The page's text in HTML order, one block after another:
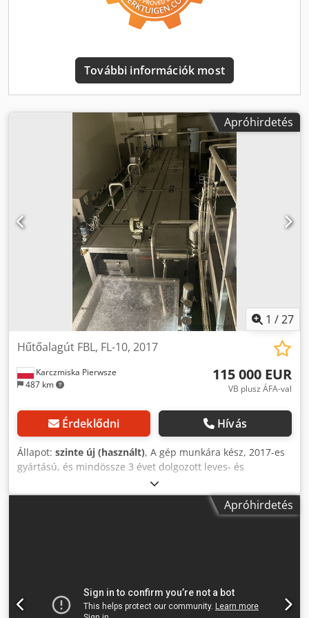
További információk most
Apróhirdetés
1 /27
Karczmiska Pierwsze
487 km
Hűtőalagút FBL, FL-10, 2017
115 000 EUR
VB plusz ÁFA-val
Érdeklődni Hívás
Állapot: szinte új (használt), A gép munkára kész, 2017-es
gyártású, és mindössze 3 évet dolgozott leves- és
szószgyártásban. A gép már csomagolt termékeket – üveg
vagy műanyag tartályokat – hűt le. Hossz: 10 330 mm Teljes
magasság: 2 078 mm Teljes szélesség: 4 505 mm Tartály
Dcsdpfeyl Szvox Ac Nok Hőciklus időtartama: 52 perc (95
mm átmérőjű pohárnál) Üres gép súlya: 5 100 kg Beépített
Apróhirdetés